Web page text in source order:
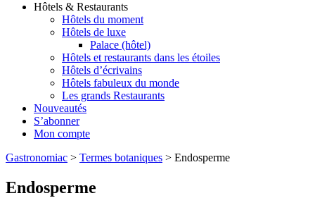
Hôtels & Restaurants
Hôtels du moment
Hôtels de luxe
Palace (hôtel)
Hôtels et restaurants dans les étoiles
Hôtels d’écrivains
Hôtels fabuleux du monde
Les grands Restaurants
Nouveautés
S’abonner
Mon compte
Gastronomiac > Termes botaniques > Endosperme
Endosperme